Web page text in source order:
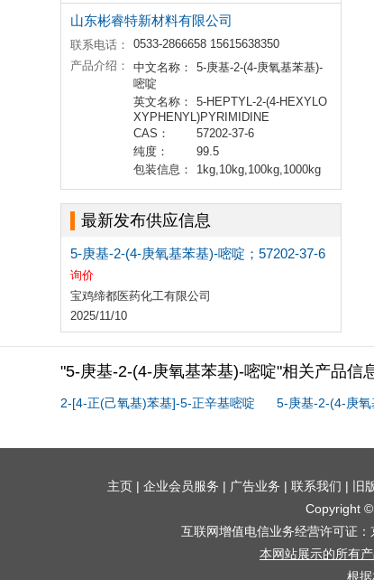
山东彬睿特新材料有限公司
联系电话：
0533-2866658 15615638350
产品介绍：
中文名称：
5-庚基-2-(4-庚氧基苯基)-
嘧啶
英文名称：
5-HEPTYL-2-(4-HEXYLO
XYPHENYL)PYRIMIDINE
CAS：
57202-37-6
纯度：
99.5
包装信息：
1kg,10kg,100kg,1000kg
最新发布供应信息
5-庚基-2-(4-庚氧基苯基)-嘧啶；57202-37-6
询价
宝鸡缔都医药化工有限公司
2025/11/10
"5-庚基-2-(4-庚氧基苯基)-嘧啶"相关产品信
2-[4-正(己氧基)苯基]-5-正辛基嘧啶 5-庚基-2-(4-庚
主页 | 企业会员服务 | 广告业务 | 联系我们 | 旧
Copyright
互联网增值电信业务经营许可证
本网站展示的所有
根